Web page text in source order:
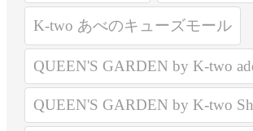
K-two あべのキューズモール
QUEEN'S GARDEN by K-two
QUEEN'S GARDEN by K-two